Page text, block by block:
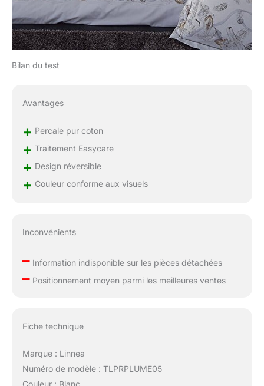
Bilan du test
Avantages
+ Percale pur coton
+ Traitement Easycare
+ Design réversible
+ Couleur conforme aux visuels
Inconvénients
–Information indisponible sur les pièces détachées
–Positionnement moyen parmi les meilleures ventes
Fiche technique
Marque : Linnea
Numéro de modèle : TLPRPLUME05
Couleur : Blanc